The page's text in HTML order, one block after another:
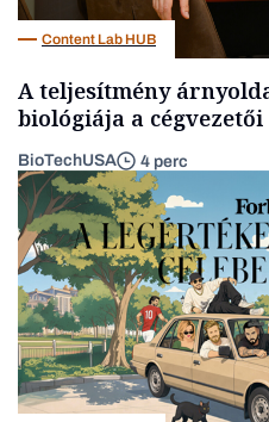
Content Lab HUB
A teljesítmény
biológiája a
BioTechUSA 4 perc